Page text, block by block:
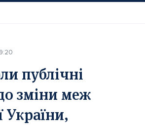
публічні
зміни меж
України,